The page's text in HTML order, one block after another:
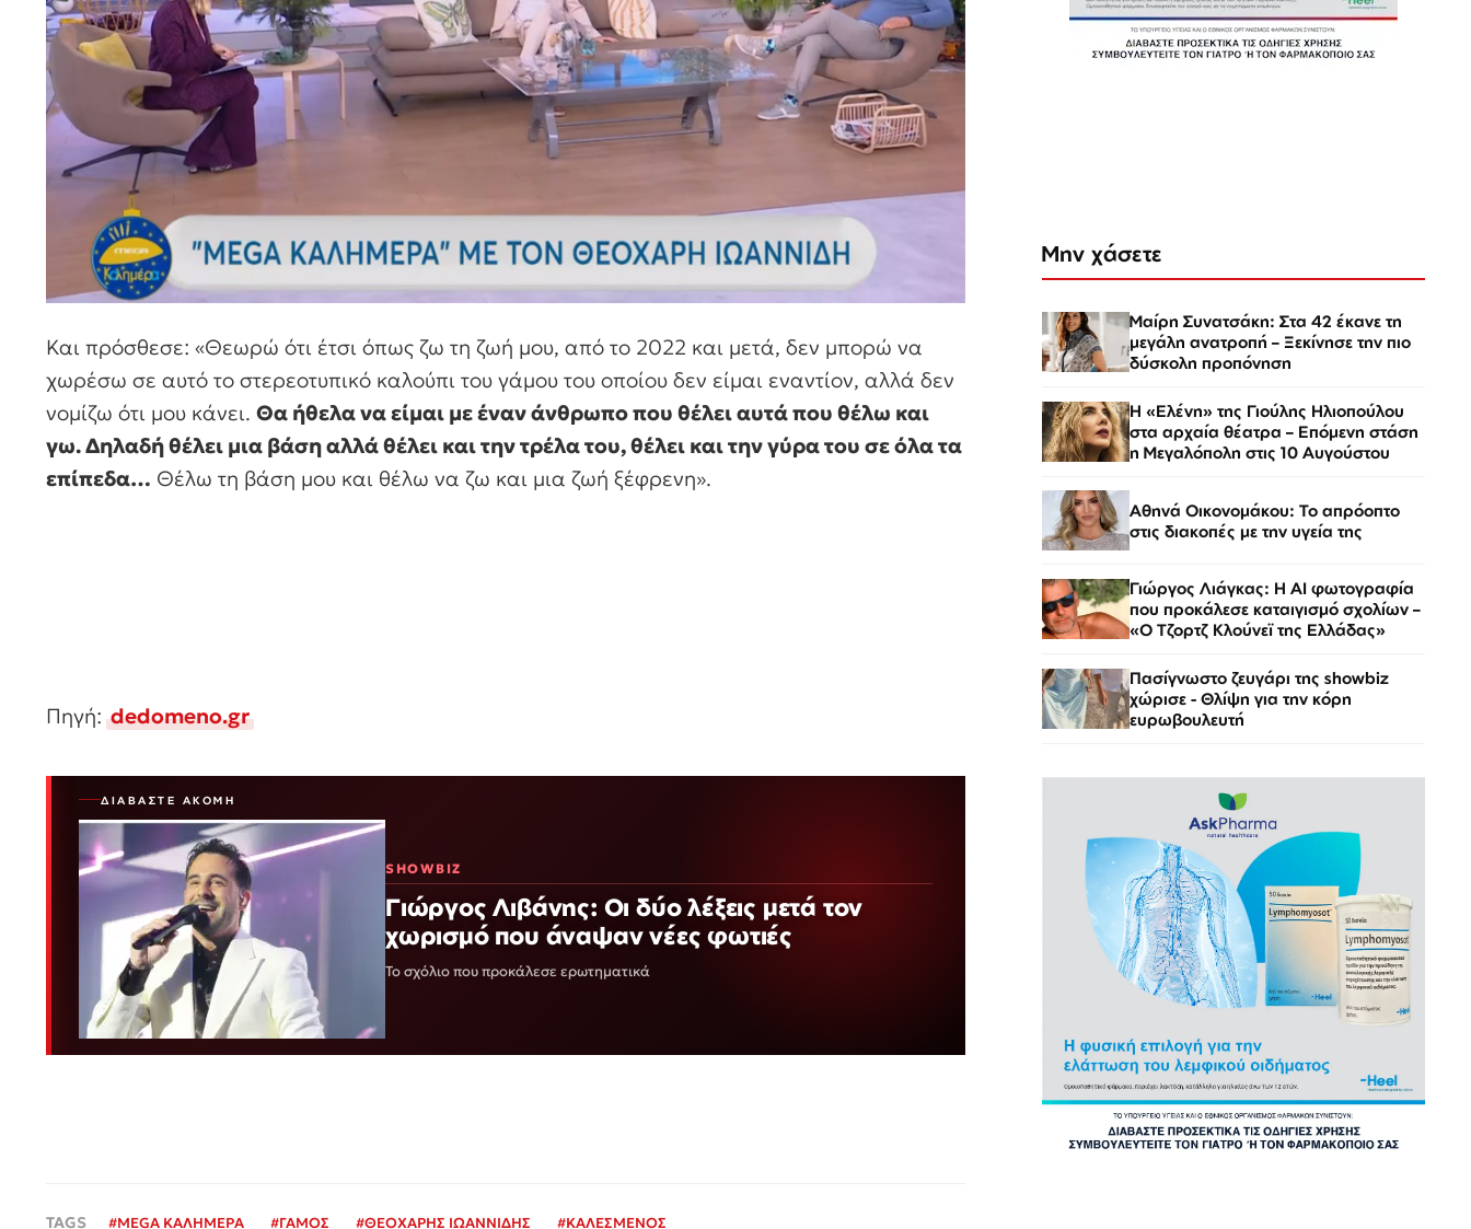
Και πρόσθεσε: «Θεωρώ ότι έτσι όπως ζω τη ζωή μου, από το 2022 και μετά, δεν μπορώ να
χωρέσω σε αυτό το στερεοτυπικό καλούπι του γάμου του οποίου δεν είμαι εναντίον, αλλά δεν
νομίζω ότι μου κάνει. Θα ήθελα να είμαι με έναν άνθρωπο που θέλει αυτά που θέλω και
γω. Δηλαδή θέλει μια βάση αλλά θέλει και την τρέλα του, θέλει και την γύρα του σε όλα τα
επίπεδα… Θέλω τη βάση μου και θέλω να ζω και μια ζωή ξέφρενη».
Πηγή:dedomeno.gr
ΔΙΑΒΆΣΤΕ ΑΚΌΜΗ
SHOWBIZ
Γιώργος Λιβάνης: Οι δύο λέξεις μετά τον
χωρισμό που άναψαν νέες φωτιές
Το σχόλιο που προκάλεσε ερωτηματικά
#MEGA ΚΑΛΗΜΕΡΑ #ΓΑΜΟΣ #ΘΕΟΧΑΡΗΣ ΙΩΑΝΝΙΔΗΣ #ΚΑΛΕΣΜΕΝΟΣ
Μην χάσετε
Μαίρη Συνατσάκη: Στα 42 έκανε τη
μεγάλη ανατροπή – Ξεκίνησε την πιο
δύσκολη προπόνηση
Η «Ελένη» της Γιούλης Ηλιοπούλου
στα αρχαία θέατρα – Επόμενη στάση
η Μεγαλόπολη στις 10 Αυγούστου
Αθηνά Οικονομάκου: Το απρόοπτο
στις διακοπές με την υγεία της
Γιώργος Λιάγκας: Η AI φωτογραφία
που προκάλεσε καταιγισμό σχολίων –
«Ο Τζορτζ Κλούνεϊ της Ελλάδας»
Πασίγνωστο ζευγάρι της showbiz
χώρισε - Θλίψη για την κόρη
ευρωβουλευτή